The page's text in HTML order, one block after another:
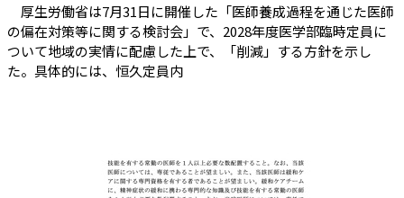
厚生労働省は7月31日に開催した「医師養成過程を通じた医師
の偏在対策等に関する検討会」で、2028年度医学部臨時定員に
ついて地域の実情に配慮した上で、「削減」する方針を示し
た。具体的には、恒久定員内